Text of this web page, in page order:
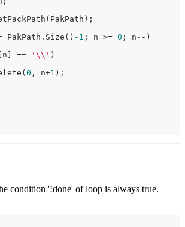
-1 ; n >= 0 ; n--)
== '\\' )
0 , n+1 );
condition '!done' of loop is always true.